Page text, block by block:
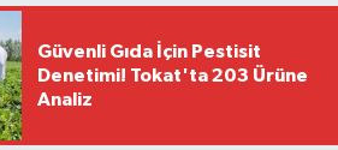
Güvenli Gıda İçin Pestisit
Denetimi! Tokat'ta 203 Ürüne
Analiz